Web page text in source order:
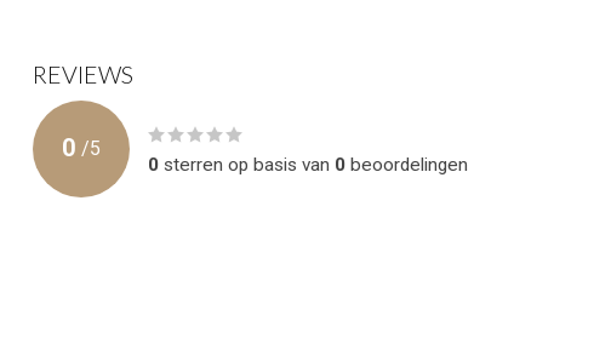
REVIEWS
0 /5
0 sterren op basis van 0 beoordelingen